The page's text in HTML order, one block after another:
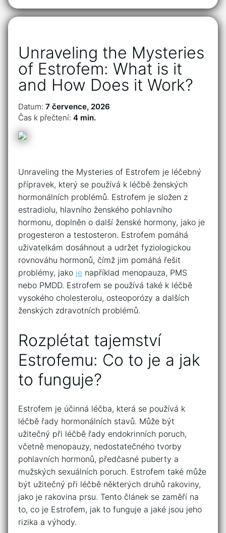
Unraveling the Mysteries
of Estrofem: What is it
and How Does it Work?
Datum: 7 července, 2026
Čas k přečtení: 4 min.
Unraveling the Mysteries of Estrofem je léčebný
přípravek, který se používá k léčbě ženských
hormonálních problémů. Estrofem je složen z
estradiolu, hlavního ženského pohlavního
hormonu, doplněn o další ženské hormony, jako je
progesteron a testosteron. Estrofem pomáhá
uživatelkám dosáhnout a udržet fyziologickou
rovnováhu hormonů, čímž jim pomáhá řešit
problémy, jako je například menopauza, PMS
nebo PMDD. Estrofem se používá také k léčbě
vysokého cholesterolu, osteoporózy a dalších
ženských zdravotních problémů.
Rozplétat tajemství
Estrofemu: Co to je a jak
to funguje?
Estrofem je účinná léčba, která se používá k
léčbě řady hormonálních stavů. Může být
užitečný při léčbě řady endokrinních poruch,
včetně menopauzy, nedostatečného tvorby
pohlavních hormonů, předčasné puberty a
mužských sexuálních poruch. Estrofem také může
být užitečný při léčbě některých druhů rakoviny,
jako je rakovina prsu. Tento článek se zaměří na
to, co je Estrofem, jak to funguje a jaké jsou jeho
rizika a výhody.